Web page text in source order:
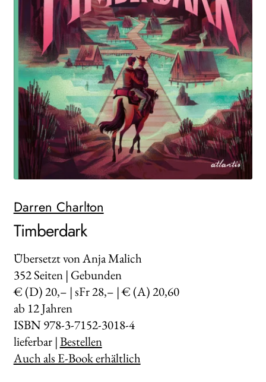
WEITERE VERLAGE
Search:
Darren Charlton
Timberdark
Übersetzt von Anja Malich
352Seiten | Gebunden
€ (D) 20,– | sFr 28,– | € (A) 20,60
ab 12 Jahren
ISBN 978-3-7152-3018-4
lieferbar |Bestellen
Auch als E-Book erhältlich